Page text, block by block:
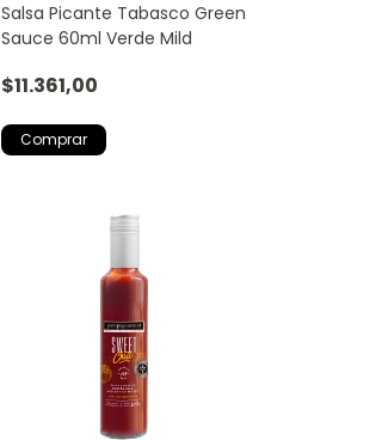
Salsa Picante Tabasco Green
Sauce 60ml Verde Mild
$11.361,00